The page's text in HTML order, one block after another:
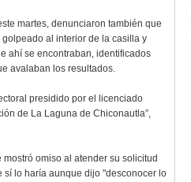
martes, denunciaron también que
al interior de la casilla y
ahí se encontraban, identificados
avalaban los resultados.
presidido por el licenciado
de La Laguna de Chiconautla”,
omiso al atender su solicitud
lo haría aunque dijo "desconocer lo